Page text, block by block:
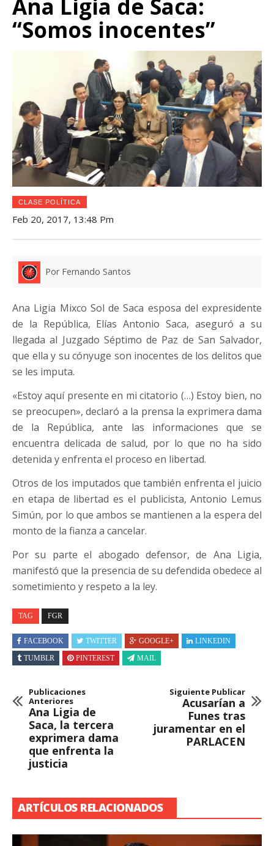
Ana Ligia de Saca:
“Somos inocentes”
CLASE POLÍTICA
Feb 20, 2017, 13:48 Pm
Por Fernando Santos
Ana Ligia Mixco Sol de Saca esposa del expresidente
de la República, Elías Antonio Saca, aseguró a su
llegada al Juzgado Séptimo de Paz de San Salvador,
que ella y su cónyuge son inocentes de los delitos que
se les imputa.
«Estoy aquí presente en mi citatorio (…) Estoy bien, no
se preocupen», declaró a la prensa la exprimera dama
de la República, ante las informaciones que se
encuentra delicada de salud, por lo que no ha sido
detenida y enfrenta el proceso en libertad.
Otros de los imputados que también enfrenta el juicio
en etapa de libertad es el publicista, Antonio Lemus
Simún, por lo que ambos se mantienen a la espera del
monto de la fianza a cancelar.
Por su parte el abogado defensor, de Ana Ligia,
manifestó que la presencia de su defendida obedece al
sometimiento y respeto a la ley.
TAG FGR
FACEBOOK TWITTER GOOGLE+
LINKEDIN
TUMBLR
PINTEREST MAIL
Publicaciones
Anteriores
Ana Ligia de
Saca, la tercera
exprimera dama
que enfrenta la
justicia
Siguiente Publicar
Acusarían a
Funes tras
juramentar en el
PARLACEN
ARTÍCULOS RELACIONADOS